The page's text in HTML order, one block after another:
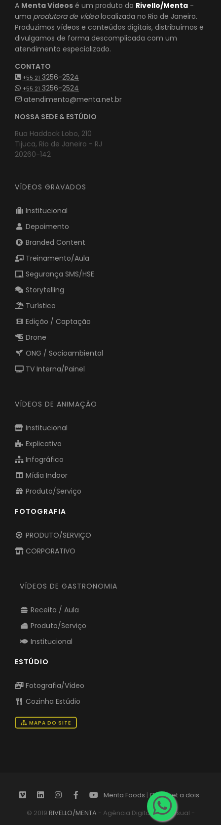
A Menta Videos é um produto da Rivello/Menta -
uma produtora de vídeolocalizada no Rio de Janeiro.
Produzimos vídeos e conteúdos digitais, distribuímos e
divulgamos de forma descomplicada com um
atendimento especializado.
CONTATO
+55 213256-2524
+55 213256-2524
atendimento@menta.net.br
NOSSA SEDE & ESTÚDIO
Rua Haddock Lobo, 210
Tijuca, Rio de Janeiro - RJ
20260-142
VÍDEOS GRAVADOS
Institucional
Depoimento
Branded Content
Treinamento/Aula
Segurança SMS/HSE
Storytelling
Turístico
Edição / Captação
Drone
ONG / Socioambiental
TV Interna/Painel
VÍDEOS DE ANIMAÇÃO
Institucional
Explicativo
Infográfico
Mídia Indoor
Produto/Serviço
FOTOGRAFIA
PRODUTO/SERVIÇO
CORPORATIVO
VÍDEOS DE GASTRONOMIA
Receita / Aula
Produto/Serviço
Institucional
ESTÚDIO
Fotografia/Vídeo
Cozinha Estúdio
MAPA DO SITE
Menta Foods | Gourmet a dois
© 2019 RIVELLO/MENTA - Agência Digital Audiovisual -